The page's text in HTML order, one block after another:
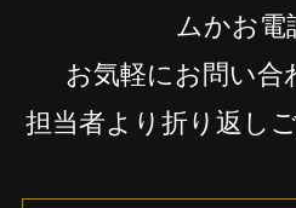
ムかお電
お気軽にお問い合
担当者より折り返し